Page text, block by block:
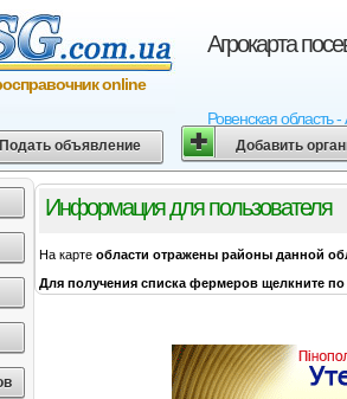
Агрокарта
Ровенская область
online
Подать объявление Добавить
Информация для пользователя
На карте области отражены районы данной
Для получения списка фермеров щелкните по